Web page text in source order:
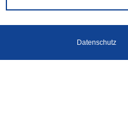
Datenschutz